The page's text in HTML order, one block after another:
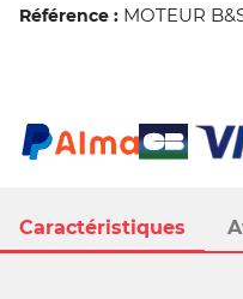
Caractéristiques
Référence : MOTEUR